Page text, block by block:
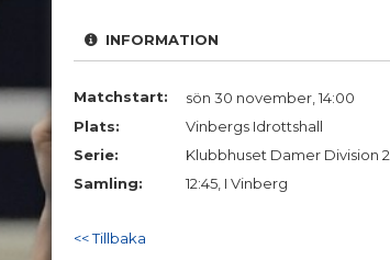
INFORMATION
Matchstart:
sön 30 november, 14:00
Plats:
Vinbergs Idrottshall
Serie:
Klubbhuset Damer Division 2
Samling:
12:45, I Vinberg
<< Tillbaka